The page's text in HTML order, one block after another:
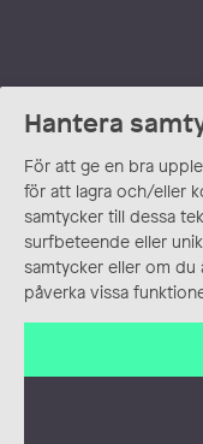
Hantera
För att ge en bra
för att lagra och/eller
samtycker till dessa
surfbeteende eller
samtycker eller om du
påverka vissa